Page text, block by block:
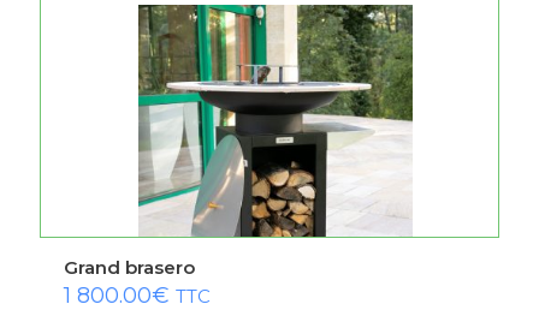
Grand brasero
1 800.00€ TTC